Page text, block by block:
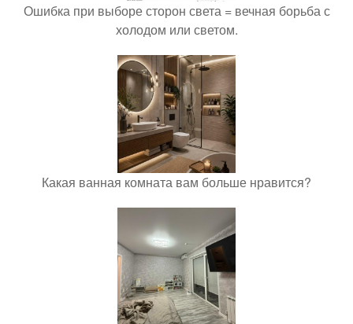
Ошибка при выборе сторон света = вечная борьба с
холодом или светом.
Какая ванная комната вам больше нравится?